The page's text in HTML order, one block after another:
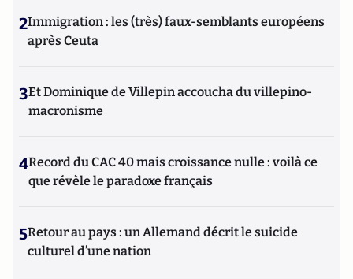
2Immigration : les (très) faux-semblants européens
après Ceuta
3Et Dominique de Villepin accoucha du villepino-
macronisme
4Record du CAC 40 mais croissance nulle : voilà ce
que révèle le paradoxe français
5Retour au pays : un Allemand décrit le suicide
culturel d’une nation